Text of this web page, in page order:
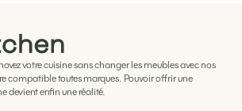
votre cuisine sans changer les meubles avec nos
compatible toutes marques. Pouvoir offrir une
devient enfin une réalité.